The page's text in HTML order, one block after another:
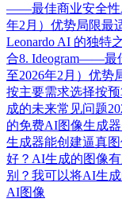
——最佳商业安全性
年2月） 优势局限最
Leonardo AI 的独特
合8. Ideogram——最
至2026年2月） 优势
按主要需求选择按
成的未来常见问题
的免费AI图像生成器
生成器能创建逼真图
好？ AI生成的图像
别？ 我可以将AI生
AI图像